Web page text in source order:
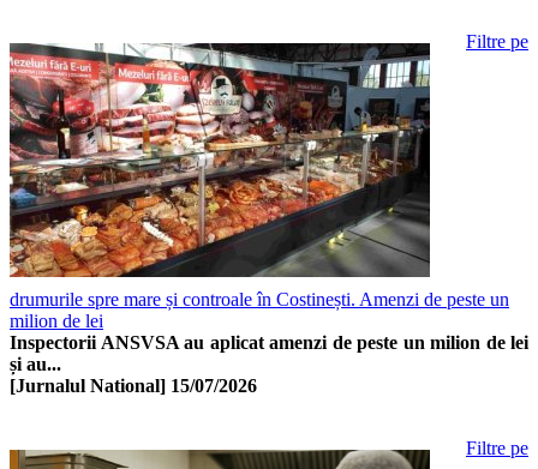
Filtre pe
drumurile spre mare și controale în Costinești. Amenzi de peste un
milion de lei
Inspectorii ANSVSA au aplicat amenzi de peste un milion de lei
și au...
[Jurnalul National] 15/07/2026
Filtre pe